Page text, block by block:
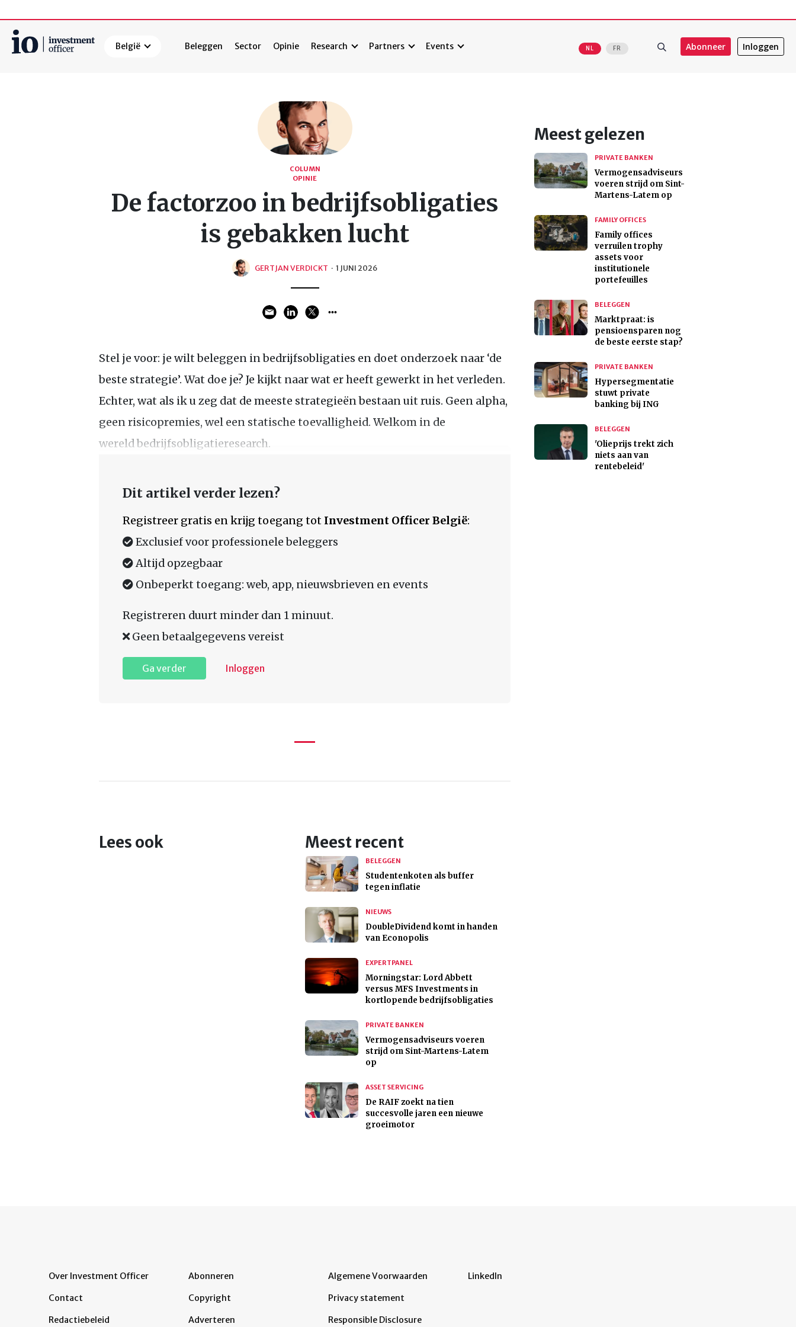
België Beleggen Sector Opinie Research Partners Events NL FR Abonneer Inloggen
COLUMN
OPINIE
De factorzoo in bedrijfsobligaties
is gebakken lucht
GERTJAN VERDICKT · 1 JUNI 2026
Stel je voor: je wilt beleggen in bedrijfsobligaties en doet onderzoek naar ‘de
beste strategie’. Wat doe je? Je kijkt naar wat er heeft gewerkt in het verleden.
Echter, wat als ik u zeg dat de meeste strategieën bestaan uit ruis. Geen alpha,
geen risicopremies, wel een statische toevalligheid. Welkom in de
wereld bedrijfsobligatieresearch.
Dit artikel verder lezen?
Registreer gratis en krijg toegang tot Investment Officer België:
Exclusief voor professionele beleggers
Altijd opzegbaar
Onbeperkt toegang: web, app, nieuwsbrieven en events
Registreren duurt minder dan 1 minuut.
Geen betaalgegevens vereist
Ga verder Inloggen
Lees ook Meest recent
BELEGGEN
Studentenkoten als buffer
tegen inflatie
NIEUWS
DoubleDividend komt in handen
van Econopolis
EXPERTPANEL
Morningstar: Lord Abbett
versus MFS Investments in
kortlopende bedrijfsobligaties
PRIVATE BANKEN
Vermogensadviseurs voeren
strijd om Sint-Martens-Latem
op
ASSET SERVICING
De RAIF zoekt na tien
succesvolle jaren een nieuwe
groeimotor
Meest gelezen
PRIVATE BANKEN
Vermogensadviseurs
voeren strijd om Sint-
Martens-Latem op
FAMILY OFFICES
Family offices
verruilen trophy
assets voor
institutionele
portefeuilles
BELEGGEN
Marktpraat: is
pensioensparen nog
de beste eerste stap?
PRIVATE BANKEN
Hypersegmentatie
stuwt private
banking bij ING
BELEGGEN
'Olieprijs trekt zich
niets aan van
rentebeleid'
Over Investment Officer
Contact
Redactiebeleid
Abonneren
Copyright
Adverteren
Algemene Voorwaarden
Privacy statement
Responsible Disclosure
LinkedIn